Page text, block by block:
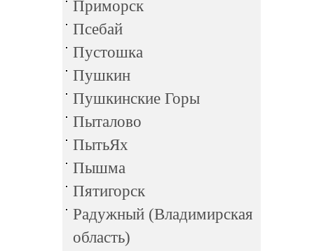
Приморск
Псебай
Пустошка
Пушкин
Пушкинские Горы
Пыталово
ПытьЯх
Пышма
Пятигорск
Радужный (Владимирская
область)